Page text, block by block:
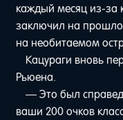
каждый месяц из-за
заключил на
на необитаемом
Кацураги вновь
Рьюена.
— Это был
ваши 200 очков